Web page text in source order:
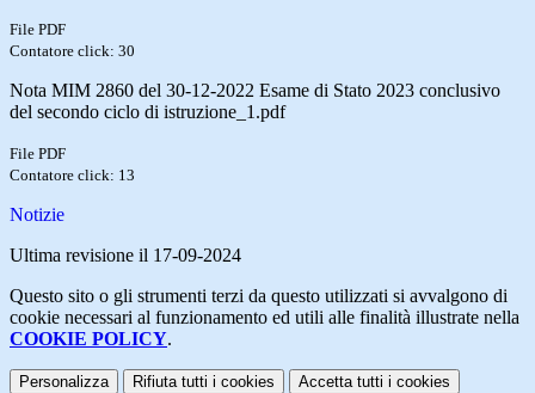
File PDF
Contatore click: 30
Nota MIM 2860 del 30-12-2022 Esame di Stato 2023 conclusivo
del secondo ciclo di istruzione_1.pdf
File PDF
Contatore click: 13
Notizie
Ultima revisione il 17-09-2024
Questo sito o gli strumenti terzi da questo utilizzati si avvalgono di
cookie necessari al funzionamento ed utili alle finalità illustrate nella
COOKIE POLICY.
Personalizza Rifiuta tutti i cookies Accetta tutti i cookies